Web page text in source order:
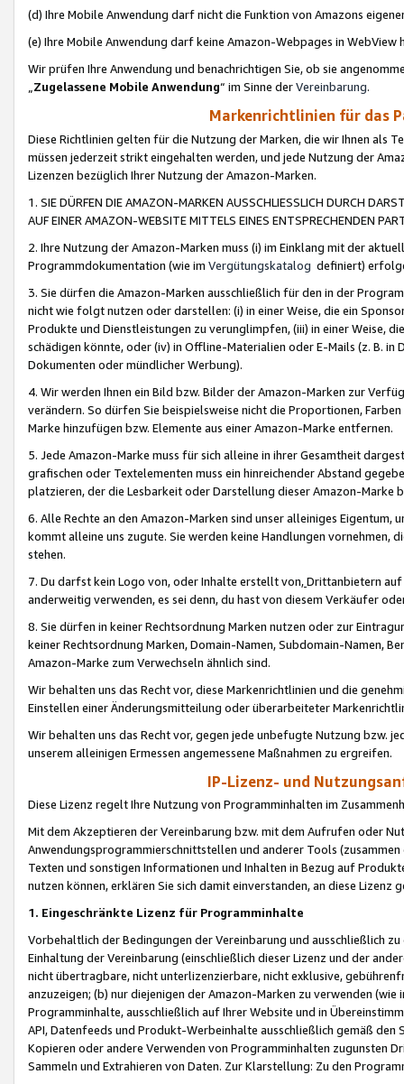
(d) Ihre Mobile Anwendung darf nicht die Funktion von Amazons
(e) Ihre Mobile Anwendung darf keine Amazon-Webpages in WebView
Wir prüfen Ihre Anwendung und benachrichtigen Sie, ob sie
„Zugelassene Mobile Anwendung“ im Sinne derVereinbarung.
Markenrichtlinien für das
Diese Richtlinien gelten für die Nutzung der Marken, die wir Ihnen als
müssen jederzeit strikt eingehalten werden, und jede Nutzung der
Lizenzen bezüglich Ihrer Nutzung der Amazon-Marken.
1. SIE DÜRFEN DIE AMAZON-MARKEN AUSSCHLIESSLICH DURCH
AUF EINER AMAZON-WEBSITE MITTELS EINES ENTSPRECHENDEN
2. Ihre Nutzung der Amazon-Marken muss (i) im Einklang mit der
Programmdokumentation (wie im Vergütungskatalog definiert)
3. Sie dürfen die Amazon-Marken ausschließlich für den in der
nicht wie folgt nutzen oder darstellen: (i) in einer Weise, die ein
Produkte und Dienstleistungen zu verunglimpfen, (iii) in einer Weise,
schädigen könnte, oder (iv) in Offline-Materialien oder E-Mails (z. B. in
Dokumenten oder mündlicher Werbung).
4. Wir werden Ihnen ein Bild bzw. Bilder der Amazon-Marken zur
verändern. So dürfen Sie beispielsweise nicht die Proportionen,
Marke hinzufügen bzw. Elemente aus einer Amazon-Marke entfernen.
5. Jede Amazon-Marke muss für sich alleine in ihrer Gesamtheit
grafischen oder Textelementen muss ein hinreichender Abstand
platzieren, der die Lesbarkeit oder Darstellung dieser Amazon-Marke
6. Alle Rechte an den Amazon-Marken sind unser alleiniges
kommt alleine uns zugute. Sie werden keine Handlungen vornehmen,
stehen.
7. Du darfst kein Logo von, oder Inhalte erstellt von,Drittanbietern auf
anderweitig verwenden, es sei denn, du hast von diesem Verkäufer
8. Sie dürfen in keiner Rechtsordnung Marken nutzen oder zur
keiner Rechtsordnung Marken, Domain-Namen, Subdomain-Namen,
Amazon-Marke zum Verwechseln ähnlich sind.
Wir behalten uns das Recht vor, diese Markenrichtlinien und die
Einstellen einer Änderungsmitteilung oder überarbeiteter
Wir behalten uns das Recht vor, gegen jede unbefugte Nutzung bzw.
unserem alleinigen Ermessen angemessene Maßnahmen zu ergreifen.
IP-Lizenz- und
Diese Lizenz regelt Ihre Nutzung von Programminhalten im
Mit dem Akzeptieren der Vereinbarung bzw. mit dem Aufrufen oder
Anwendungsprogrammierschnittstellen und anderer Tools (zusammen
Texten und sonstigen Informationen und Inhalten in Bezug auf
nutzen können, erklären Sie sich damit einverstanden, an diese Lizenz
1. Eingeschränkte Lizenz für Programminhalte
Vorbehaltlich der Bedingungen der Vereinbarung und ausschließlich
Einhaltung der Vereinbarung (einschließlich dieser Lizenz und der
nicht übertragbare, nicht unterlizenzierbare, nicht exklusive,
anzuzeigen; (b) nur diejenigen der Amazon-Marken zu verwenden
Programminhalte, ausschließlich auf Ihrer Website und in
API, Datenfeeds und Produkt-Werbeinhalte ausschließlich gemäß
Kopieren oder andere Verwenden von Programminhalten zugunsten
Sammeln und Extrahieren von Daten. Zur Klarstellung: Zu den